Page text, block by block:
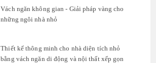
Vách ngăn không gian - Giải pháp vàng cho
những ngôi nhà nhỏ
Thiết kế thông minh cho nhà diện tích nhỏ
bằng vách ngăn di động và nội thất xếp gọn